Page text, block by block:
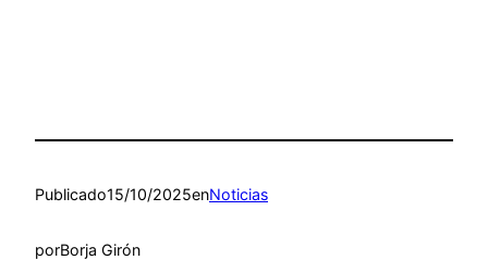
Publicado15/10/2025enNoticias
porBorja Girón